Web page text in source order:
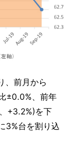
、前月から
±0.0%、前年
+3.2%)を下
3%台を割り込